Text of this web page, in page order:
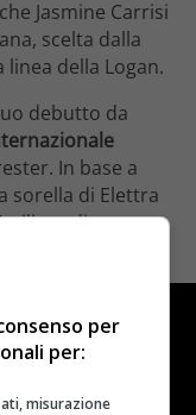
Jasmine Carrisi
scelta dalla
linea della Logan.
debutto da
In base a
sorella di Elettra
di una sua
per
per:
misurazione